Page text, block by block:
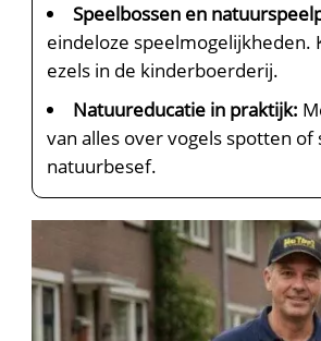
Speelbossen en
eindeloze
ezels in de kinderboerderij.​
Natuureducatie in praktijk:
van alles over vogels spotten
natuurbesef.​